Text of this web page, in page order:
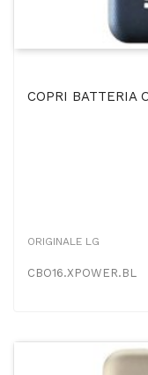
ORIGINALE LG
CBO16.XPOWER.BL